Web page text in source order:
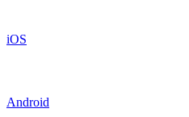
iOS
Android